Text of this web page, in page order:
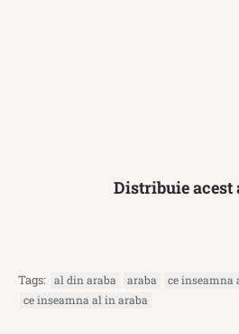
Distribuie acest
Tags: al din araba araba
ce inseamna
ce inseamna al in araba